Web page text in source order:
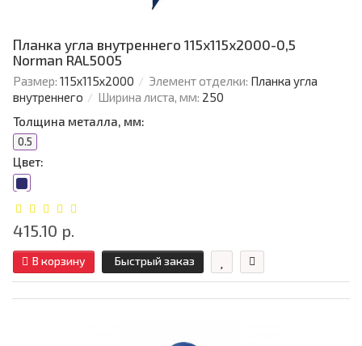
Планка угла внутреннего 115х115х2000-0,5
Norman RAL5005
Размер: 115х115х2000 Элемент отделки: Планка угла
внутреннего
Ширина листа, мм: 250
Толщина металла, мм:
0.5
Цвет:
415.10 р.
В корзину Быстрый заказ